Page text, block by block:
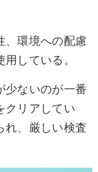
、環境への配慮
している。
少ないのが一番
クリアしてい
れ、厳しい検査